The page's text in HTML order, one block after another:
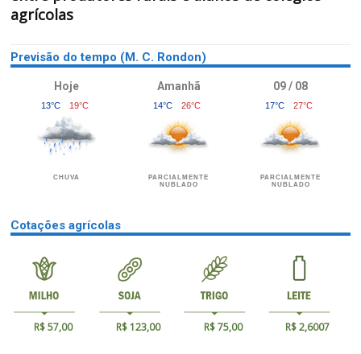
agrícolas
Previsão do tempo (M. C. Rondon)
Hoje
13°C 19°C
CHUVA
Amanhã
14°C 26°C
PARCIALMENTE
NUBLADO
09 / 08
17°C 27°C
PARCIALMENTE
NUBLADO
Cotações agrícolas
R$ 57,00 R$ 123,00 R$ 75,00 R$ 2,6007